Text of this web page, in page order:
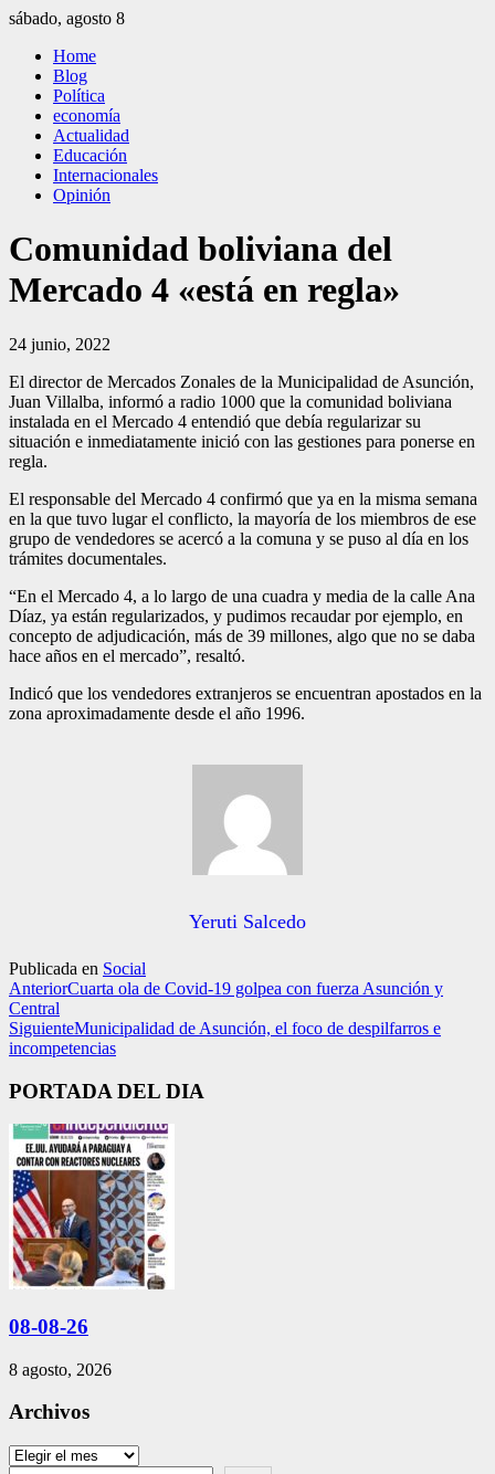
Saltar
contenido
sábado, agosto 8
El Independiente
El independiente Libre y Transparente
Home
Blog
Política
economía
Actualidad
Educación
Internacionales
Opinión
Comunidad boliviana del
Mercado 4 «está en regla»
24 junio, 2022
El director de Mercados Zonales de la Municipalidad de Asunción,
Juan Villalba, informó a radio 1000 que la comunidad boliviana
instalada en el Mercado 4 entendió que debía regularizar su
situación e inmediatamente inició con las gestiones para ponerse en
regla.
El responsable del Mercado 4 confirmó que ya en la misma semana
en la que tuvo lugar el conflicto, la mayoría de los miembros de ese
grupo de vendedores se acercó a la comuna y se puso al día en los
trámites documentales.
“En el Mercado 4, a lo largo de una cuadra y media de la calle Ana
Díaz, ya están regularizados, y pudimos recaudar por ejemplo, en
concepto de adjudicación, más de 39 millones, algo que no se daba
hace años en el mercado”, resaltó.
Indicó que los vendedores extranjeros se encuentran apostados en la
zona aproximadamente desde el año 1996.
Yeruti Salcedo
Publicada en Social
AnteriorCuarta ola de Covid-19 golpea con fuerza Asunción y
Central
SiguienteMunicipalidad de Asunción, el foco de despilfarros e
incompetencias
PORTADA DEL DIA
08-08-26
8 agosto, 2026
Archivos
Archivos